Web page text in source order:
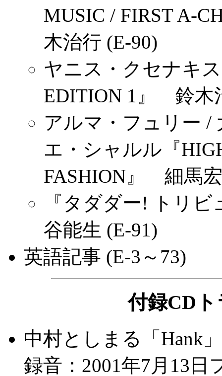
MUSIC / FIRST A-
木治行 (E-90)
ヤニス・クセナキ
EDITION 1』 鈴木
アルマ・フュリー /
エ・シャルル『
FASHION』 細馬
『タダダー! トリ
谷能生 (E-91)
英語記事 (E-3～73)
付録CD
中村としまる「Hank
録音：2001年7月13日